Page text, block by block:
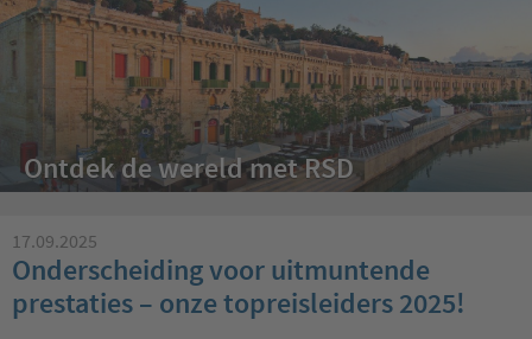
Ontdek de wereld met RSD
17.09.2025
Onderscheiding voor uitmuntende
prestaties – onze topreisleiders 2025!